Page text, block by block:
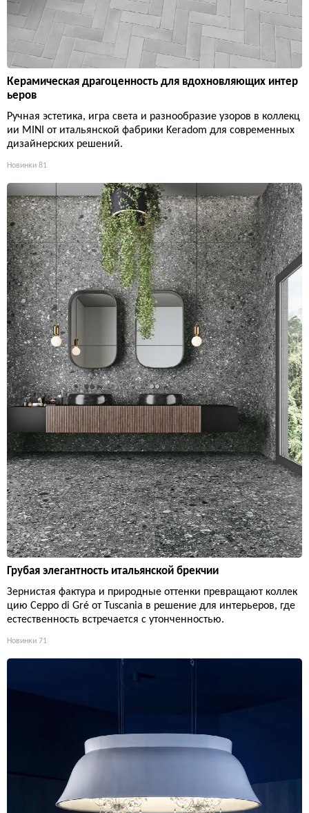
Керамическая драгоценность для вдохновляющих интер
ьеров
Ручная эстетика, игра света и разнообразие узоров в коллекц
ии MINI от итальянской фабрики Keradom для современных
дизайнерских решений.
Новинки 81
Грубая элегантность итальянской брекчии
Зернистая фактура и природные оттенки превращают коллек
цию Ceppo di Gré от Tuscania в решение для интерьеров, где
естественность встречается с утонченностью.
Новинки 71